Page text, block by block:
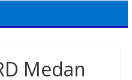
Medan